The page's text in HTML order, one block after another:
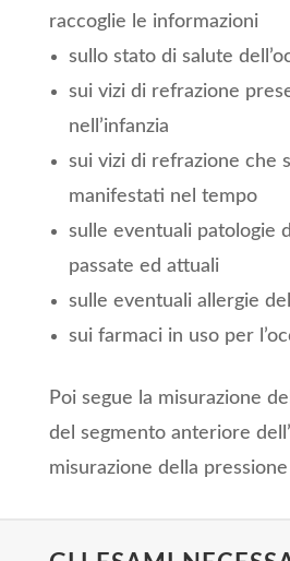
raccoglie le informazioni
sullo stato di salute
sui vizi di refrazione
nell’infanzia
sui vizi di refrazione che
manifestati nel tempo
sulle eventuali patologie
passate ed attuali
sulle eventuali allergie
sui farmaci in uso per
Poi segue la misurazione
del segmento anteriore
misurazione della